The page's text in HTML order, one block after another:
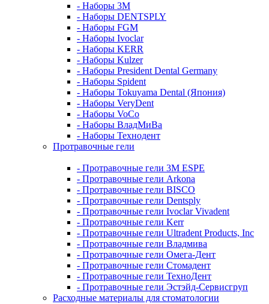
- Наборы 3М
- Наборы DENTSPLY
- Наборы FGM
- Наборы Ivoclar
- Наборы KERR
- Наборы Kulzer
- Наборы President Dental Germany
- Наборы Spident
- Наборы Tokuyama Dental (Япония)
- Наборы VeryDent
- Наборы VoCo
- Наборы ВладМиВа
- Наборы Технодент
Протравочные гели
- Протравочные гели 3М ESPE
- Протравочные гели Arkona
- Протравочные гели BISCO
- Протравочные гели Dentsply
- Протравочные гели Ivoclar Vivadent
- Протравочные гели Kerr
- Протравочные гели Ultradent Products, Inc
- Протравочные гели Владмива
- Протравочные гели Омега-Дент
- Протравочные гели Стомадент
- Протравочные гели ТехноДент
- Протравочные гели Эстэйд-Сервисгруп
Расходные материалы для стоматологии